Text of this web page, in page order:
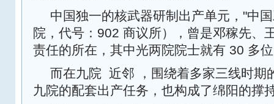
中国独一的核武器研制出产单元，"中
院，代号：902 商议所），曾是邓稼先、
责任的所在，其中光两院院士就有 30 多
而在九院 ‌ 近邻 ‌，围绕着多家三线时期
九院的配套出产任务，也构成了绵阳的撑